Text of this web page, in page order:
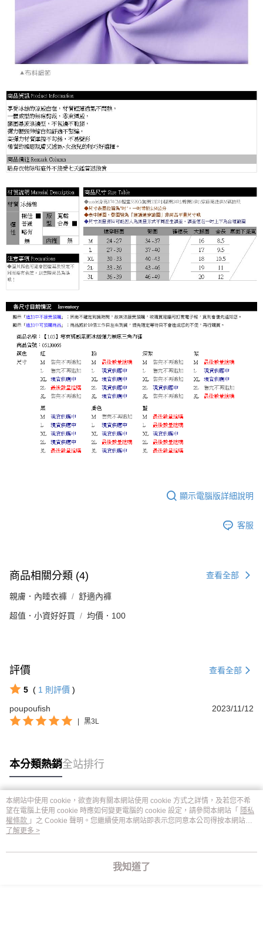
顯示電腦版詳細說明
客服
商品相關分類 (4) 查看全部
親膚．內睡衣褲 舒適內褲
超值．小資好好買 均價．100
評價 查看全部
5 ( 1 則評價 )
poupoufish
2023/11/12
黑3L
本分類熱銷全站排行
熱門標籤
本網站中使用 cookie，欲查詢有關本網站使用 cookie 方式之詳情，及若您不希
望在電腦上使用 cookie 時應如何變更電腦的 cookie 設定，請參閱本網站「 隱私
權條款 」之 Cookie 聲明。您繼續使用本網站即表示您同意本公司得按本網站使
用條款之 Cookie 聲明使用 cookie。
了解更多 >
我知道了